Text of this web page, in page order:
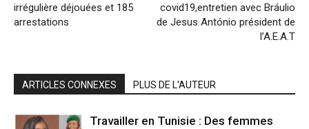
irrégulière déjouées et 185
arrestations
covid19,entretien avec Bráulio
de Jesus António président de
l’A.E.A.T
ARTICLES CONNEXES PLUS DE L'AUTEUR
Travailler en Tunisie : Des femmes